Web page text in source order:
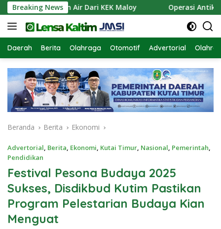
Langsung
ke
konten
Breaking News
Pasokan Air Dari KEK Maloy Operasi Antik
Daerah Berita Olahraga Otomotif Advertorial
Beranda Berita Ekonomi
Advertorial, Berita, Ekonomi, Kutai Timur, Nasional, Pemerintah,
Pendidikan
Festival Pesona Budaya 2025
Sukses, Disdikbud Kutim Pastikan
Program Pelestarian Budaya Kian
Menguat